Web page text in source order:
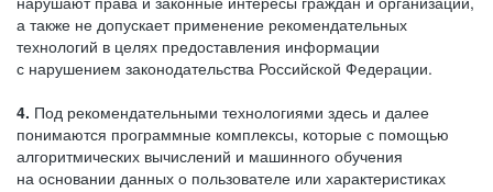
а также не допускает применение рекомендательных
технологий в целях предоставления информации
с нарушением законодательства Российской Федерации.
4. Под рекомендательными технологиями здесь и далее
понимаются программные комплексы, которые с помощью
алгоритмических вычислений и машинного обучения
на основании данных о пользователе или характеристиках